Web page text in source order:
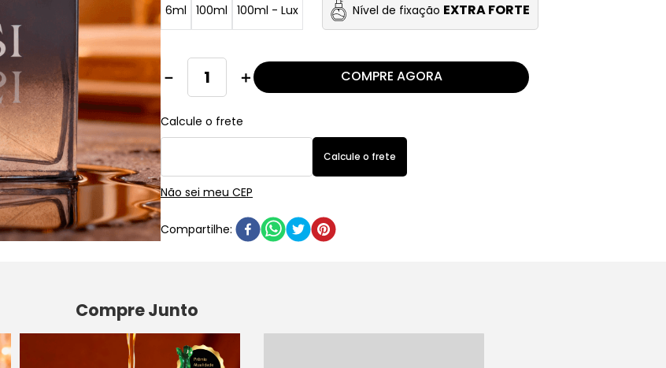
6ml 100ml 100ml - Lux Nível de fixação EXTRA FORTE
＋
－ COMPRE AGORA
Não sei meu CEP
Compre Junto